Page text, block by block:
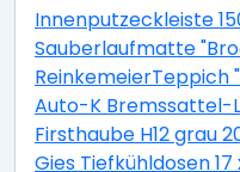
Innenputzeckleiste
Sauberlaufmatte
ReinkemeierTeppich
Auto-K Bremssattel-
Firsthaube H12 grau
Gies Tiefkühldosen 17